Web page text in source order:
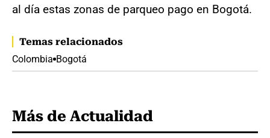
al día estas zonas de parqueo pago en Bogotá.
Temas relacionados
Colombia Bogotá
Más de Actualidad